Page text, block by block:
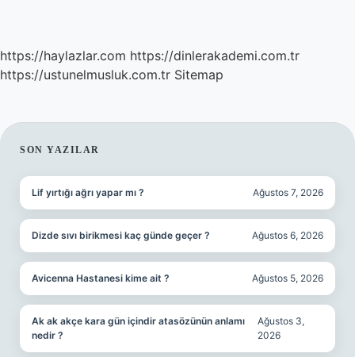
https://haylazlar.com https://dinlerakademi.com.tr
https://ustunelmusluk.com.tr Sitemap
SIDEBAR
SON YAZILAR
Lif yırtığı ağrı yapar mı ? Ağustos 7, 2026
Dizde sıvı birikmesi kaç günde geçer ? Ağustos 6, 2026
Avicenna Hastanesi kime ait ? Ağustos 5, 2026
Ak ak akçe kara gün içindir atasözünün anlamı
nedir ?
Ağustos 3,
2026